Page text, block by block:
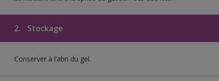
2. Stockage
Conserver à l’abri du gel.